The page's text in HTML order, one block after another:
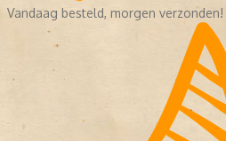
Vandaag besteld, morgen verzonden!